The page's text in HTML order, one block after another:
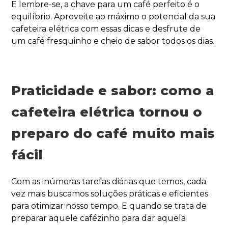
E lembre-se, a chave para um café perfeito é o
equilíbrio. Aproveite ao máximo o potencial da sua
cafeteira elétrica com essas dicas e desfrute de
um café fresquinho e cheio de sabor todos os dias.
Praticidade e sabor: como a
cafeteira elétrica tornou o
preparo do café muito mais
fácil
Com as inúmeras tarefas diárias que temos, cada
vez mais buscamos soluções práticas e eficientes
para otimizar nosso tempo. E quando se trata de
preparar aquele cafézinho para dar aquela